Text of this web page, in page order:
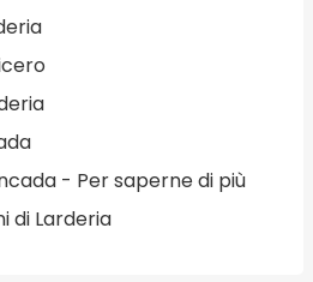
- Per saperne di più
di Larderia